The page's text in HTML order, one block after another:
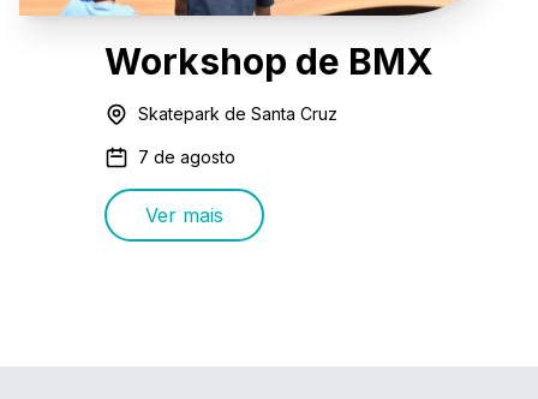
Workshop de BMX
Skatepark de Santa Cruz
7 de agosto
Ver mais